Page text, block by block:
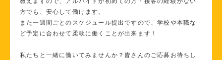
方でも、安心して働けます。
また一週間ごとのスケジュール提出ですので、学校や本職な
ど予定に合わせて柔軟に働くことが出来ます！
私たちと一緒に働いてみませんか？皆さんのご応募お待ちし